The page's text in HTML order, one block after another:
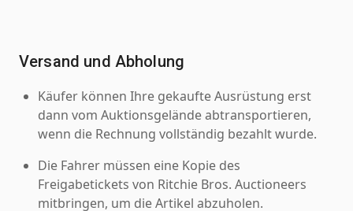
Versand und Abholung
Käufer können Ihre gekaufte Ausrüstung erst
dann vom Auktionsgelände abtransportieren,
wenn die Rechnung vollständig bezahlt wurde.
Die Fahrer müssen eine Kopie des
Freigabetickets von Ritchie Bros. Auctioneers
mitbringen, um die Artikel abzuholen.